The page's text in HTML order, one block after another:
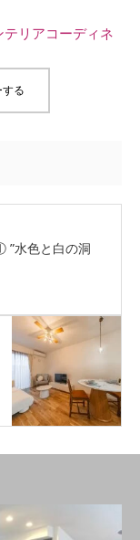
る
”水色と白の洞